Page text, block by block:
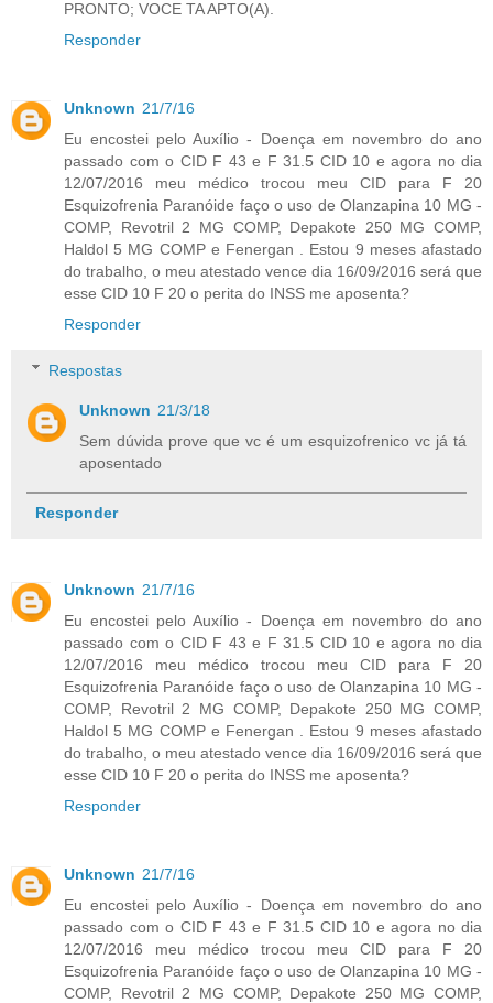
PRONTO; VOCE TA APTO(A).
Responder
Unknown 21/7/16
Eu encostei pelo Auxílio - Doença em novembro do ano
passado com o CID F 43 e F 31.5 CID 10 e agora no dia
12/07/2016 meu médico trocou meu CID para F 20
Esquizofrenia Paranóide faço o uso de Olanzapina 10 MG -
COMP, Revotril 2 MG COMP, Depakote 250 MG COMP,
Haldol 5 MG COMP e Fenergan . Estou 9 meses afastado
do trabalho, o meu atestado vence dia 16/09/2016 será que
esse CID 10 F 20 o perita do INSS me aposenta?
Responder
Respostas
Unknown 21/3/18
Sem dúvida prove que vc é um esquizofrenico vc já tá
aposentado
Responder
Unknown 21/7/16
Eu encostei pelo Auxílio - Doença em novembro do ano
passado com o CID F 43 e F 31.5 CID 10 e agora no dia
12/07/2016 meu médico trocou meu CID para F 20
Esquizofrenia Paranóide faço o uso de Olanzapina 10 MG -
COMP, Revotril 2 MG COMP, Depakote 250 MG COMP,
Haldol 5 MG COMP e Fenergan . Estou 9 meses afastado
do trabalho, o meu atestado vence dia 16/09/2016 será que
esse CID 10 F 20 o perita do INSS me aposenta?
Responder
Unknown 21/7/16
Eu encostei pelo Auxílio - Doença em novembro do ano
passado com o CID F 43 e F 31.5 CID 10 e agora no dia
12/07/2016 meu médico trocou meu CID para F 20
Esquizofrenia Paranóide faço o uso de Olanzapina 10 MG -
COMP, Revotril 2 MG COMP, Depakote 250 MG COMP,